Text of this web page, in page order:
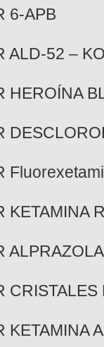
6-APB
ALD-52 –
HEROÍNA
KETAMINA
CRISTALES
KETAMINA